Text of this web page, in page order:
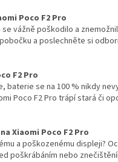
Poco F2 Pro
vážně poškodilo a
a poslechněte si
F2 Pro
se na 100 % nikdy
Poco F2 Pro trápí stará či
Xiaomi Poco F2 Pro
a poškozenému displeji?
poškrábáním nebo